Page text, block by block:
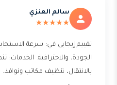
سالم العنزي
★★★★★
تقييم إيجابي في: سرعة
الجودة، والاحترافية.
بالانتقال، تنظيف مكاتب ونوافذ.